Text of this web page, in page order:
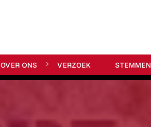
OVER ONS VERZOEK STEMMEN